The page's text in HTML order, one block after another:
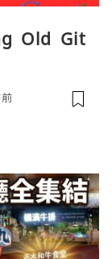
Old Git